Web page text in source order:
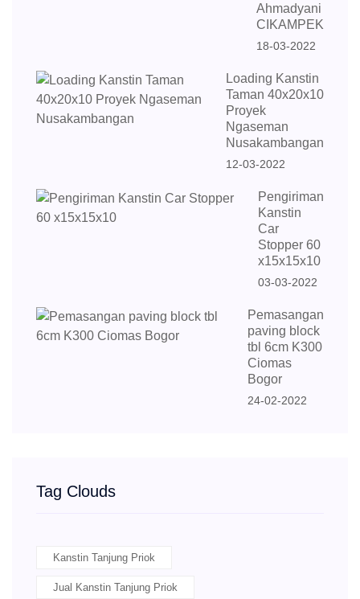
Ahmadyani
CIKAMPEK
18-03-2022
Loading Kanstin
Taman 40x20x10
Proyek
Ngaseman
Nusakambangan
12-03-2022
Pengiriman
Kanstin
Car
Stopper 60
x15x15x10
03-03-2022
Pemasangan
paving block
tbl 6cm K300
Ciomas
Bogor
24-02-2022
Tag Clouds
Kanstin Tanjung Priok
Jual Kanstin Tanjung Priok